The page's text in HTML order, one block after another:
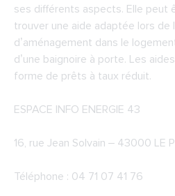
ses différents aspects. Elle peut
trouver une aide adaptée lors de
d’aménagement dans le
d’une baignoire à porte. Les
forme de prêts à taux réduit.
ESPACE INFO ENERGIE 43
16, rue Jean Solvain – 43000 LE
Téléphone : 04 71 07 41 76